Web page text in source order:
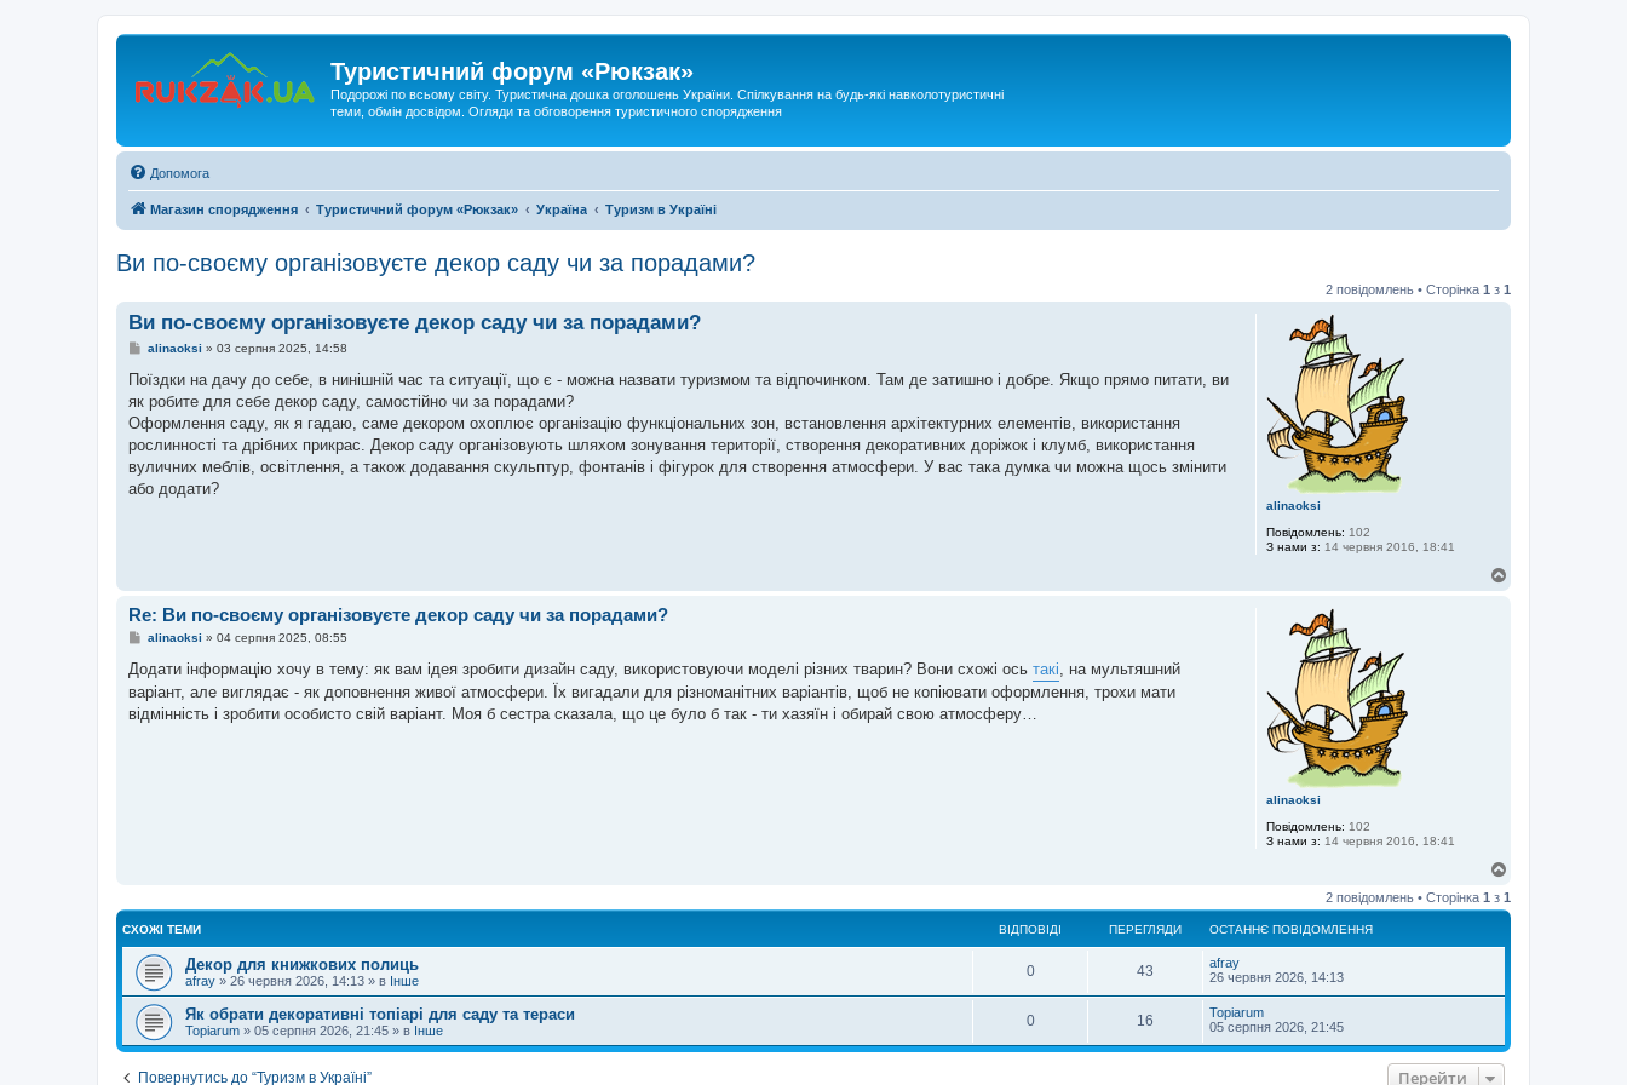
Туристичний форум «Рюкзак»
Подорожі по всьому світу. Туристична дошка оголошень України. Спілкування на будь-які навколотуристичні
теми, обмін досвідом. Огляди та обговорення туристичного спорядження
Допомога
Магазин спорядження Туристичний форум «Рюкзак» Україна Туризм в Україні
Ви по-своєму організовуєте декор саду чи за порадами?
2 повідомлень • Сторінка 1 з 1
alinaoksi
Повідомлень: 102
З нами з: 14 червня 2016, 18:41
Ви по-своєму організовуєте декор саду чи за порадами?
П
в
д
о
м
л
е
н
alinaoksi » 03 серпня 2025, 14:58
Поїздки на дачу до себе, в нинішній час та ситуації, що є - можна назвати туризмом та відпочинком. Там де затишно і добре. Якщо прямо питати, ви
як робите для себе декор саду, самостійно чи за порадами?
Оформлення саду, як я гадаю, саме декором охоплює організацію функціональних зон, встановлення архітектурних елементів, використання
рослинності та дрібних прикрас. Декор саду організовують шляхом зонування території, створення декоративних доріжок і клумб, використання
вуличних меблів, освітлення, а також додавання скульптур, фонтанів і фігурок для створення атмосфери. У вас така думка чи можна щось змінити
або додати?
alinaoksi
Повідомлень: 102
З нами з: 14 червня 2016, 18:41
Re: Ви по-своєму організовуєте декор саду чи за порадами?
П
в
д
о
м
alinaoksi » 04 серпня 2025, 08:55
Додати інформацію хочу в тему: як вам ідея зробити дизайн саду, використовуючи моделі різних тварин? Вони схожі ось такі, на мультяшний
варіант, але виглядає - як доповнення живої атмосфери. Їх вигадали для різноманітних варіантів, щоб не копіювати оформлення, трохи мати
відмінність і зробити особисто свій варіант. Моя б сестра сказала, що це було б так - ти хазяїн і обирай свою атмосферу…
г
о
2 повідомлень • Сторінка 1 з 1
СХОЖІ ТЕМИ ВІДПОВІДІ ПЕРЕГЛЯДИ ОСТАННЄ ПОВІДОМЛЕННЯ
Декор для книжкових полиць
аfray » 26 червня 2026, 14:13 » в Інше
0 43
аfray
26 червня 2026, 14:13
Як обрати декоративні топіарі для саду та тераси
Topiarum » 05 серпня 2026, 21:45 » в Інше
0 16
Topiarum
05 серпня 2026, 21:45
Повернутись до “Туризм в Україні” Перейти